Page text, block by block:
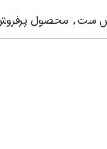
ست, محصول